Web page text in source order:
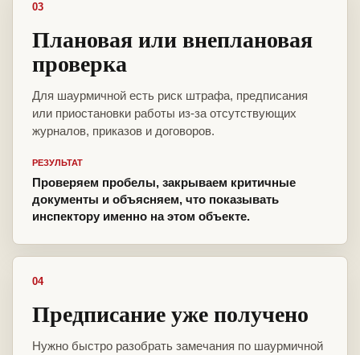
03
Плановая или внеплановая
проверка
Для шаурмичной есть риск штрафа, предписания
или приостановки работы из-за отсутствующих
журналов, приказов и договоров.
РЕЗУЛЬТАТ
Проверяем пробелы, закрываем критичные
документы и объясняем, что показывать
инспектору именно на этом объекте.
04
Предписание уже получено
Нужно быстро разобрать замечания по шаурмичной